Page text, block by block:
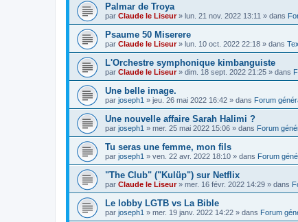
Palmar de Troya
par Claude le Liseur» lun. 21 nov. 2022 13:11 » dans
Psaume 50 Miserere
par Claude le Liseur» lun. 10 oct. 2022 22:18 » dans
L'Orchestre symphonique kimbanguiste
par Claude le Liseur» dim. 18 sept. 2022 21:25 » dans
Une belle image.
par joseph1 » jeu. 26 mai 2022 16:42 » dans Forum
Une nouvelle affaire Sarah Halimi ?
par joseph1 » mer. 25 mai 2022 15:06 » dans Forum
Tu seras une femme, mon fils
par joseph1 » ven. 22 avr. 2022 18:10 » dans Forum
"The Club" ("Kulüp") sur Netflix
par Claude le Liseur» mer. 16 févr. 2022 14:29 » dans
Le lobby LGTB vs La Bible
par joseph1 » mer. 19 janv. 2022 14:22 » dans Forum